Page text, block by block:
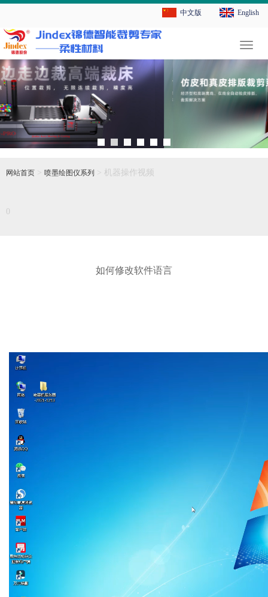
English
中文版
切
换
航
网站首页 > 喷墨绘图仪系列 > 机器操作视频
0
如何修改软件语言